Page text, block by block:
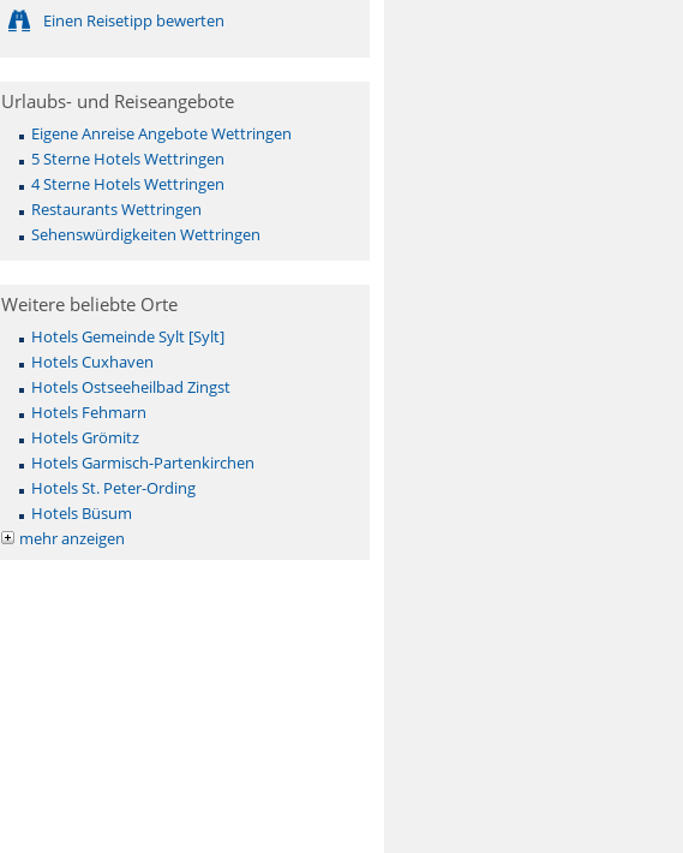
Einen Reisetipp bewerten
Urlaubs- und Reiseangebote
Eigene Anreise Angebote Wettringen
5 Sterne Hotels Wettringen
4 Sterne Hotels Wettringen
Restaurants Wettringen
Sehenswürdigkeiten Wettringen
Weitere beliebte Orte
Hotels Gemeinde Sylt [Sylt]
Hotels Cuxhaven
Hotels Ostseeheilbad Zingst
Hotels Fehmarn
Hotels Grömitz
Hotels Garmisch-Partenkirchen
Hotels St. Peter-Ording
Hotels Büsum
mehr anzeigen